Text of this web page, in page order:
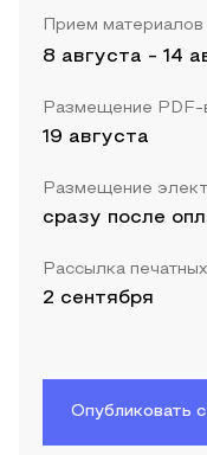
Прием материалов
8 августа - 14
Размещение PDF-
19 августа
Размещение
сразу после
Рассылка
2 сентября
Опубликовать